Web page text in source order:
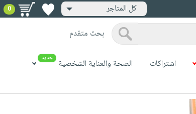
كل المتاجر 0
بحث متقدم
اشتراكات الصحة والعناية الشخصية جديد